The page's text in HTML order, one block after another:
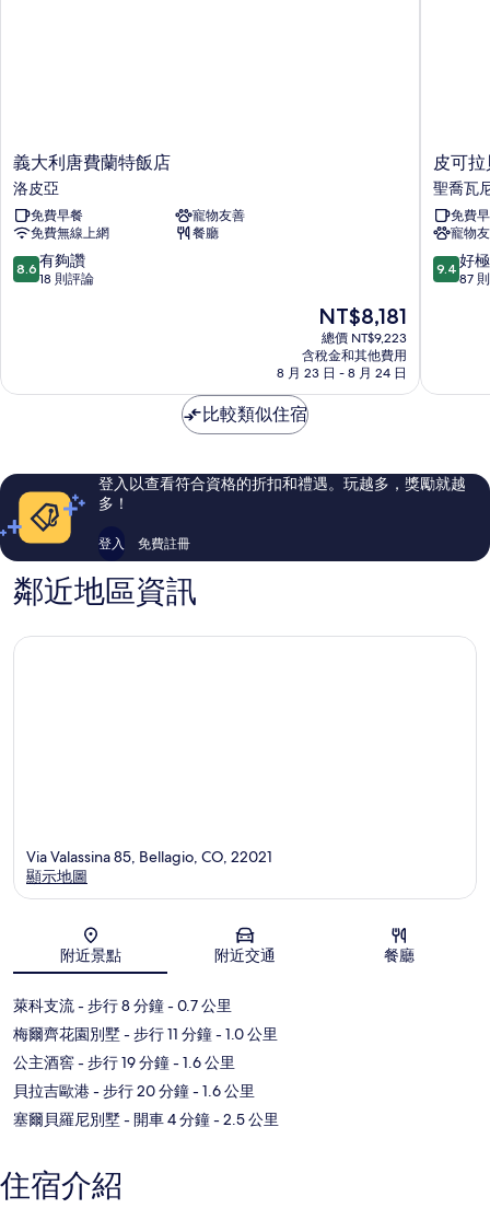
義
大
利
唐
費
蘭
特
義大利唐費蘭特飯店
洛皮亞
免費早餐
寵物友善
免費無線上網
餐廳
8.6
分，
夠
評
論
8.6 有夠讚
18 則評論
現
在
價
格
為
NT$8,181
總價 NT$9,223
含稅金和其他費用
8 月 23 日 - 8 月 24 日
皮
可
拉
貝
拉
吉
歐
尼
皮可
聖喬瓦
免費
寵物
9.4
分，
極
評
論
9.4 好
87
比較類似住宿
登入以查看符合資格的折扣和禮遇。玩越多，獎勵就越
多！
登入 免費註冊
鄰近地區資訊
地圖
Via Valassina 85, Bellagio, CO, 22021
顯示地圖
附近景點 附近交通 餐廳
萊科支流- 步行 8 分鐘- 0.7 公里
梅爾齊花園別墅 - 步行 11 分鐘- 1.0 公里
公主酒窖- 步行 19 分鐘- 1.6 公里
貝拉吉歐港- 步行 20 分鐘- 1.6 公里
塞爾貝羅尼別墅 - 開車 4 分鐘- 2.5 公里
住宿介紹